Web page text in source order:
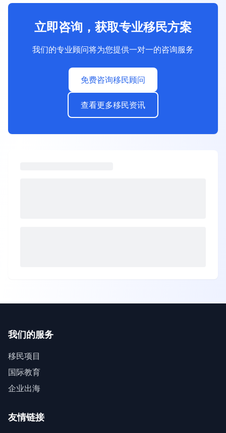
立即咨询，获取专业移民方案
我们的专业顾问将为您提供一对一的咨询服务
免费咨询移民顾问
查看更多移民资讯
我们的服务
移民项目
国际教育
企业出海
友情链接